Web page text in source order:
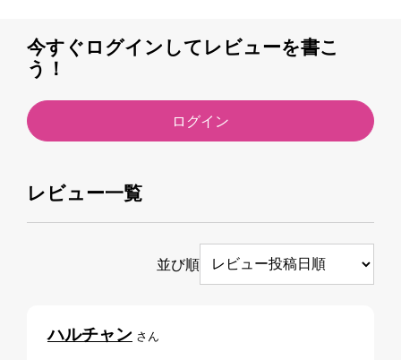
今すぐログインしてレビューを書こ
う！
ログイン
レビュー一覧
並び順
ハルチャンさん